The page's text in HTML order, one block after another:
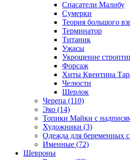
Спасатели Малибу
Сумерки
Теория большого
Терминатор
Титаник
Ужасы
Укрощение
Форсаж
Хиты Квентина
Челюсти
Шерлок
Черепа (110)
Эко (14)
Топики Майки с
Художники (3)
Одежда для беременных
Именные (72)
Шевроны